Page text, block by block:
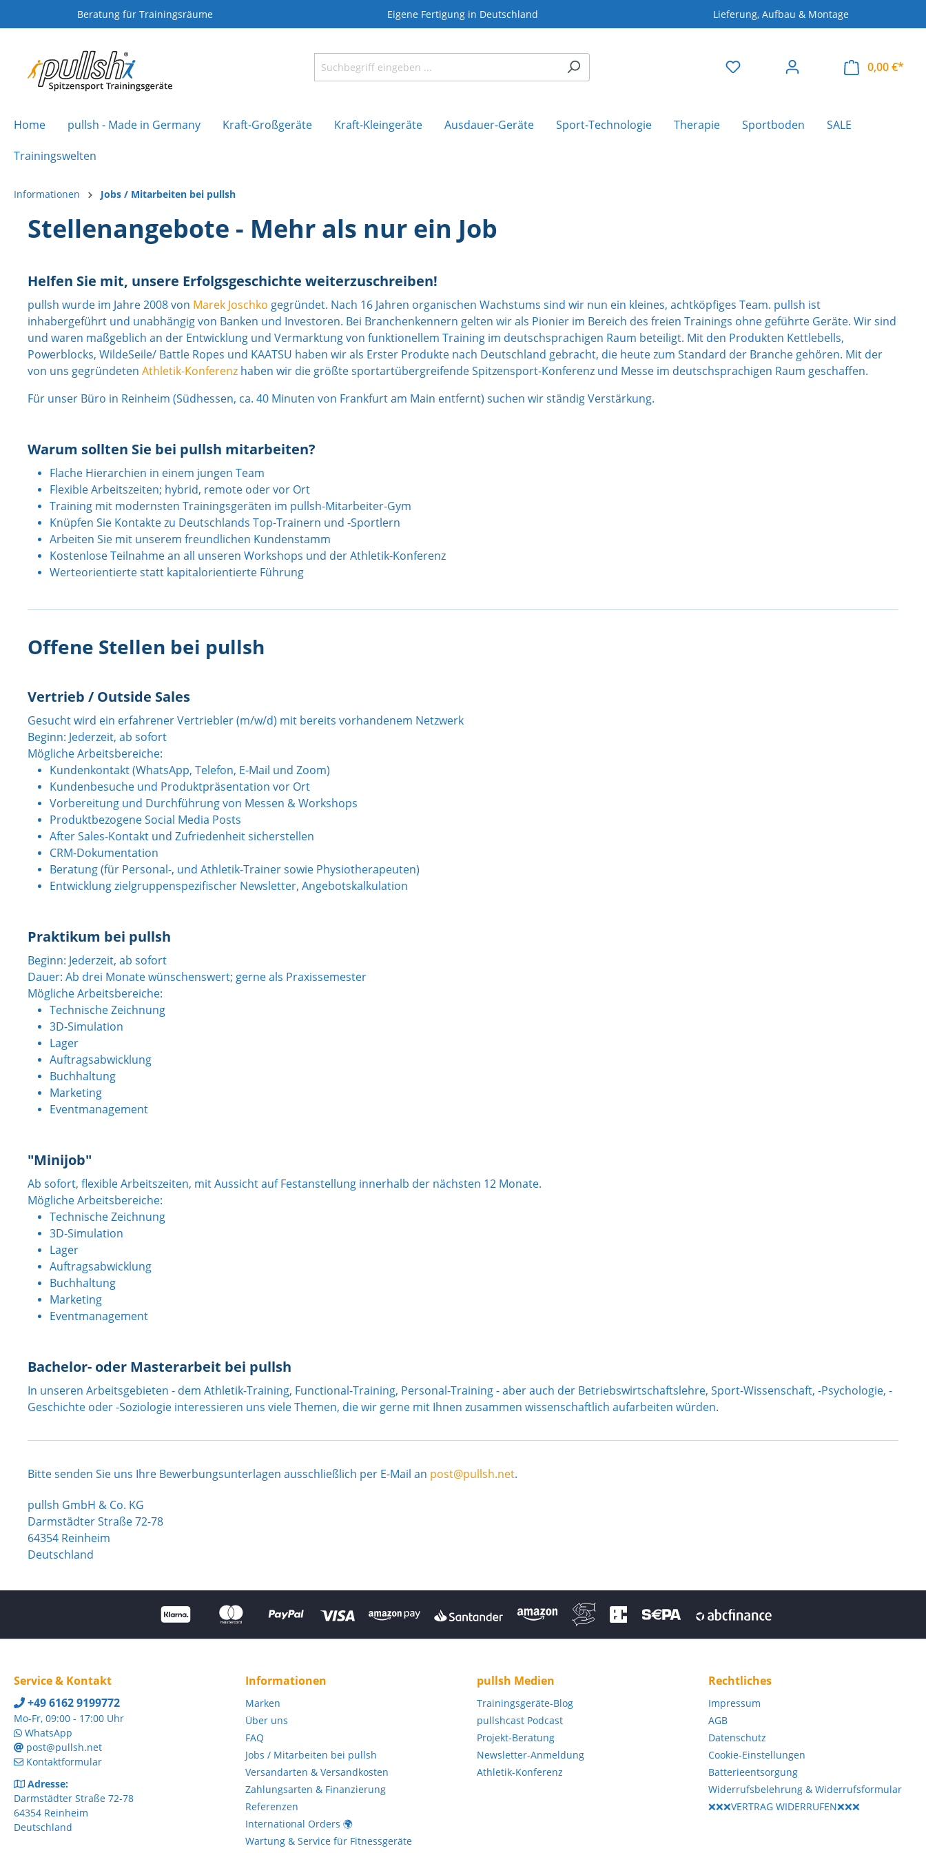
Beratung für Trainingsräume Eigene Fertigung in Deutschland Lieferung, Aufbau & Montage
0,00 €*
Home pullsh - Made in Germany Kraft-Großgeräte Kraft-Kleingeräte Ausdauer-Geräte Sport-Technologie Therapie Sportboden SALE
Trainingswelten
Informationen Jobs / Mitarbeiten bei pullsh
Stellenangebote - Mehr als nur ein Job
Helfen Sie mit, unsere Erfolgsgeschichte weiterzuschreiben!
pullsh wurde im Jahre 2008 von Marek Joschko gegründet. Nach 16 Jahren organischen Wachstums sind wir nun ein kleines, achtköpfiges Team. pullsh ist
inhabergeführt und unabhängig von Banken und Investoren. Bei Branchenkennern gelten wir als Pionier im Bereich des freien Trainings ohne geführte Geräte. Wir sind
und waren maßgeblich an der Entwicklung und Vermarktung von funktionellem Training im deutschsprachigen Raum beteiligt. Mit den Produkten Kettlebells,
Powerblocks, WildeSeile/ Battle Ropes und KAATSU haben wir als Erster Produkte nach Deutschland gebracht, die heute zum Standard der Branche gehören. Mit der
von uns gegründeten Athletik-Konferenz haben wir die größte sportartübergreifende Spitzensport-Konferenz und Messe im deutschsprachigen Raum geschaffen.
Für unser Büro in Reinheim (Südhessen, ca. 40 Minuten von Frankfurt am Main entfernt) suchen wir ständig Verstärkung.
Warum sollten Sie bei pullsh mitarbeiten?
Flache Hierarchien in einem jungen Team
Flexible Arbeitszeiten; hybrid, remote oder vor Ort
Training mit modernsten Trainingsgeräten im pullsh-Mitarbeiter-Gym
Knüpfen Sie Kontakte zu Deutschlands Top-Trainern und -Sportlern
Arbeiten Sie mit unserem freundlichen Kundenstamm
Kostenlose Teilnahme an all unseren Workshops und der Athletik-Konferenz
Werteorientierte statt kapitalorientierte Führung
Offene Stellen bei pullsh
Vertrieb / Outside Sales
Gesucht wird ein erfahrener Vertriebler (m/w/d) mit bereits vorhandenem Netzwerk
Beginn: Jederzeit, ab sofort
Mögliche Arbeitsbereiche:
Kundenkontakt (WhatsApp, Telefon, E-Mail und Zoom)
Kundenbesuche und Produktpräsentation vor Ort
Vorbereitung und Durchführung von Messen & Workshops
Produktbezogene Social Media Posts
After Sales-Kontakt und Zufriedenheit sicherstellen
CRM-Dokumentation
Beratung (für Personal-, und Athletik-Trainer sowie Physiotherapeuten)
Entwicklung zielgruppenspezifischer Newsletter, Angebotskalkulation
Praktikum bei pullsh
Beginn: Jederzeit, ab sofort
Dauer: Ab drei Monate wünschenswert; gerne als Praxissemester
Mögliche Arbeitsbereiche:
Technische Zeichnung
3D-Simulation
Lager
Auftragsabwicklung
Buchhaltung
Marketing
Eventmanagement
"Minijob"
Ab sofort, flexible Arbeitszeiten, mit Aussicht auf Festanstellung innerhalb der nächsten 12 Monate.
Mögliche Arbeitsbereiche:
Technische Zeichnung
3D-Simulation
Lager
Auftragsabwicklung
Buchhaltung
Marketing
Eventmanagement
Bachelor- oder Masterarbeit bei pullsh
In unseren Arbeitsgebieten - dem Athletik-Training, Functional-Training, Personal-Training - aber auch der Betriebswirtschaftslehre, Sport-Wissenschaft, -Psychologie, -
Geschichte oder -Soziologie interessieren uns viele Themen, die wir gerne mit Ihnen zusammen wissenschaftlich aufarbeiten würden.
Bitte senden Sie uns Ihre Bewerbungsunterlagen ausschließlich per E-Mail an post@pullsh.net.
pullsh GmbH & Co. KG
Darmstädter Straße 72-78
64354 Reinheim
Deutschland
Service & Kontakt
+49 6162 9199772
Mo-Fr, 09:00 - 17:00 Uhr
WhatsApp
post@pullsh.net
Kontaktformular
Adresse:
Darmstädter Straße 72-78
64354 Reinheim
Deutschland
Informationen
Marken
Über uns
FAQ
Jobs / Mitarbeiten bei pullsh
Versandarten & Versandkosten
Zahlungsarten & Finanzierung
Referenzen
International Orders 🌍
Wartung & Service für Fitnessgeräte
pullsh Medien
Trainingsgeräte-Blog
pullshcast Podcast
Projekt-Beratung
Newsletter-Anmeldung
Athletik-Konferenz
Rechtliches
Impressum
AGB
Datenschutz
Cookie-Einstellungen
Batterieentsorgung
Widerrufsbelehrung & Widerrufsformular
❌❌❌VERTRAG WIDERRUFEN❌❌❌